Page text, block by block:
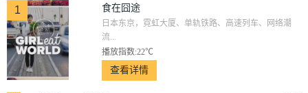
斯
利
1 食在囧途
日本东京，霓虹大厦、单轨铁路、高速列车、网络潮
流...
播放指数:22℃
查看详情